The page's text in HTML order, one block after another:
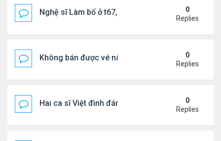
Nghệ sĩ Làm bố ở t67, mê dưỡng da chẳng kém
0
Replies
Không bán được vé nào, 1 phim Việt rời rạp
0
Replies
Hai ca sĩ Việt đình đám không phải vợ chồng vẫn
0
Replies